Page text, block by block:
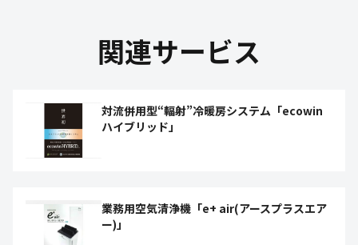
関連サービス
対流併用型“輻射”冷暖房システム「ecowin
ハイブリッド」
業務用空気清浄機「e+ air(アースプラスエア
ー)」